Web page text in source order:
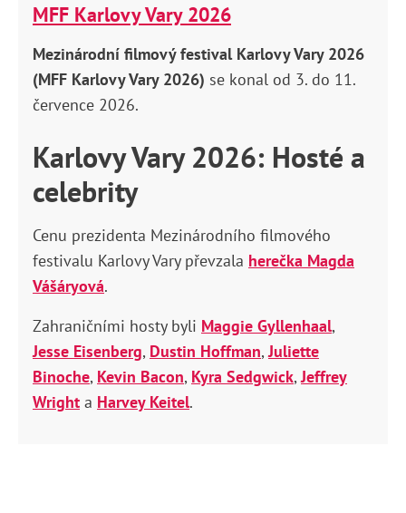
MFF Karlovy Vary 2026
Mezinárodní filmový festival Karlovy Vary 2026
(MFF Karlovy Vary 2026) se konal od 3. do 11.
července 2026.
Karlovy Vary 2026: Hosté a
celebrity
Cenu prezidenta Mezinárodního filmového
festivalu Karlovy Vary převzala herečka Magda
Vášáryová.
Zahraničními hosty byli Maggie Gyllenhaal,
Jesse Eisenberg, Dustin Hoffman,Juliette
Binoche, Kevin Bacon, Kyra Sedgwick,Jeffrey
Wright a Harvey Keitel.